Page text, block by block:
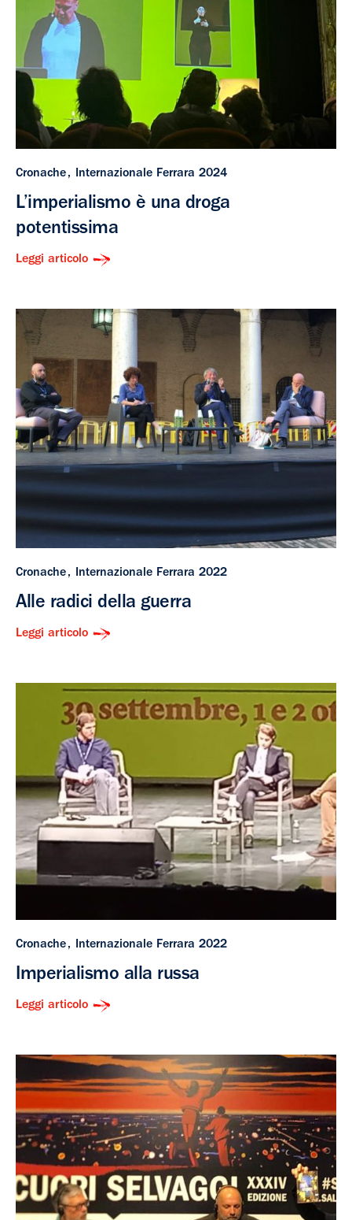
Cronache Internazionale Ferrara 2024
L’imperialismo è una droga
potentissima
Leggi articolo
Cronache Internazionale Ferrara 2022
Alle radici della guerra
Leggi articolo
Cronache Internazionale Ferrara 2022
Imperialismo alla russa
Leggi articolo